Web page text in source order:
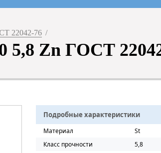
22042-76 /
Zn ГОСТ
Подробные характеристики
Материал
St
Класс прочности
5,8